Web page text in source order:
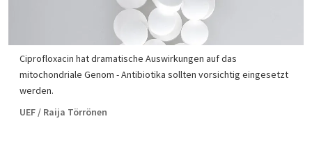
Ciprofloxacin hat dramatische Auswirkungen auf das
mitochondriale Genom - Antibiotika sollten vorsichtig eingesetzt
werden.
UEF / Raija Törrönen